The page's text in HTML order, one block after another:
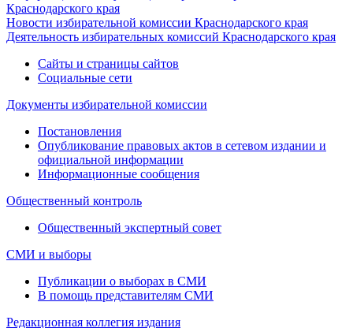
Краснодарского края
Новости избирательной комиссии Краснодарского края
Деятельность избирательных комиссий Краснодарского края
Сайты и страницы сайтов
Социальные сети
Документы избирательной комиссии
Постановления
Опубликование правовых актов в сетевом издании и
официальной информации
Информационные сообщения
Общественный контроль
Общественный экспертный совет
СМИ и выборы
Публикации о выборах в СМИ
В помощь представителям СМИ
Редакционная коллегия издания